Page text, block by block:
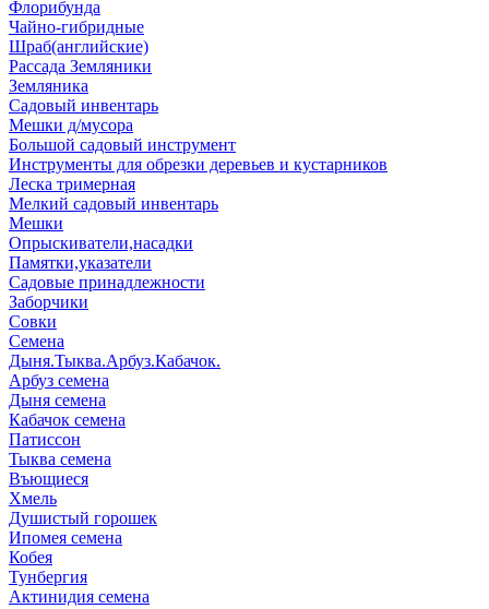
Флорибунда
Чайно-гибридные
Шраб(английские)
Рассада Земляники
Земляника
Садовый инвентарь
Мешки д/мусора
Большой садовый инструмент
Инструменты для обрезки деревьев и кустарников
Леска тримерная
Мелкий садовый инвентарь
Мешки
Опрыскиватели,насадки
Памятки,указатели
Садовые принадлежности
Заборчики
Совки
Семена
Дыня.Тыква.Арбуз.Кабачок.
Арбуз семена
Дыня семена
Кабачок семена
Патиссон
Тыква семена
Въющиеся
Хмель
Душистый горошек
Ипомея семена
Кобея
Тунбергия
Актинидия семена